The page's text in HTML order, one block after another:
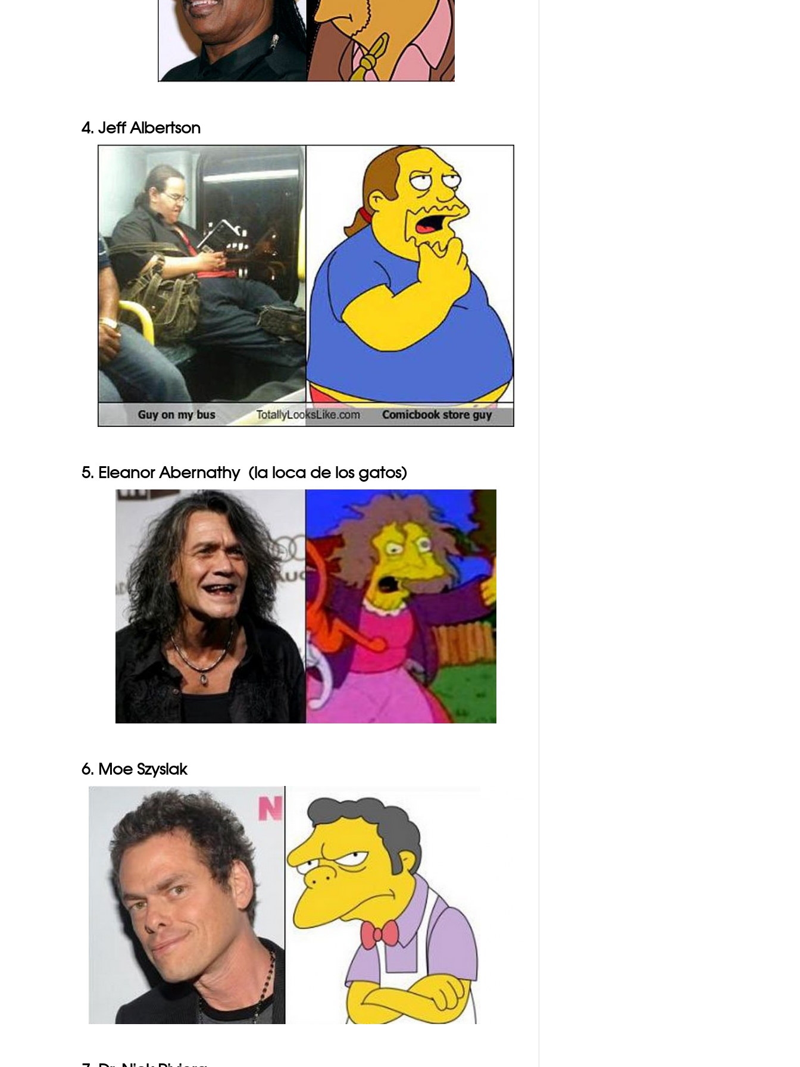
4. Jeff Albertson
5. Eleanor Abernathy (la loca de los gatos)
6. Moe Szyslak